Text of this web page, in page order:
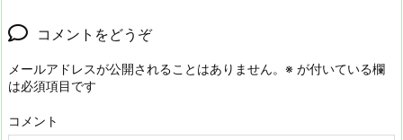
コメントをどうぞ
メールアドレスが公開されることはありません。 ※ が付いている欄
は必須項目です
コメント